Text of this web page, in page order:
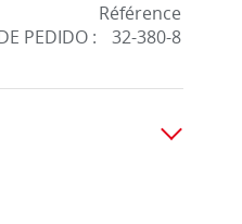
PEDIDO :
Référence
32-380-8